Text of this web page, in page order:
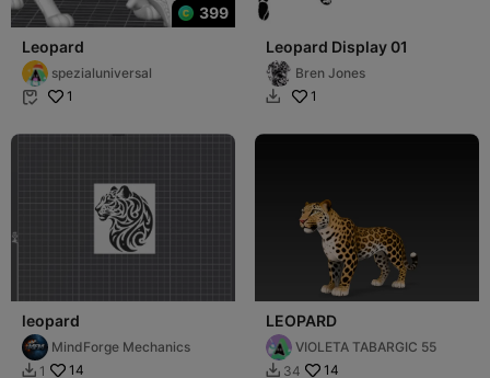
399
Leopard
spezialuniversal
 1
Leopard Display 01
Bren Jones
 1
leopard
MindForge Mechanics
 1 14
LEOPARD
VIOLETA TABARGIC 55
 34 14